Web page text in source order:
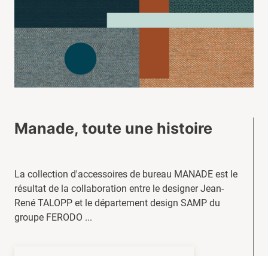
Manade, toute une histoire
La collection d'accessoires de bureau MANADE est le
résultat de la collaboration entre le designer Jean-
René TALOPP et le département design SAMP du
groupe FERODO ...